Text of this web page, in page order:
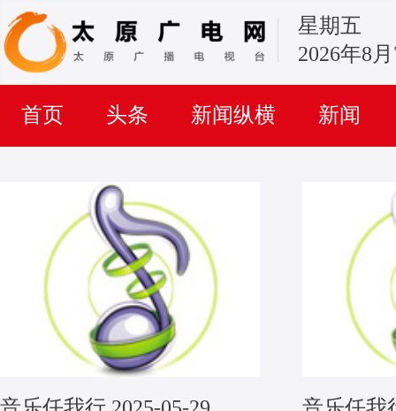
星期五
2026年8
首页 头条 新闻纵横 新闻